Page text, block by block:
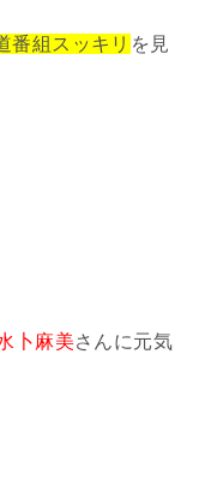
番組スッキリ を見
卜麻美さんに元気